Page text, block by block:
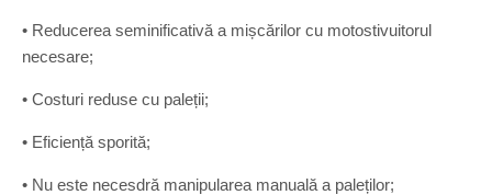
• Reducerea seminificativă a mișcărilor cu motostivuitorul
necesare;
• Costuri reduse cu paleții;
• Eficiență sporită;
• Nu este necesdră manipularea manuală a paleților;